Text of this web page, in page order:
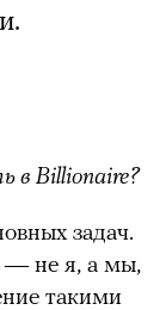
в Billionaire?
задач.
— не я, а мы,
такими